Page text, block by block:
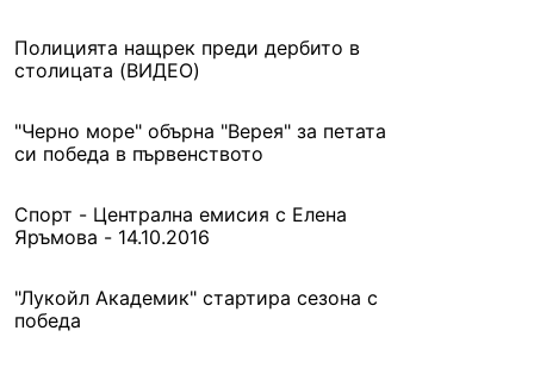
Полицията нащрек преди дербито в
столицата (ВИДЕО)
"Черно море" обърна "Верея" за петата
си победа в първенството
Спорт - Централна емисия с Елена
Яръмова - 14.10.2016
"Лукойл Академик" стартира сезона с
победа